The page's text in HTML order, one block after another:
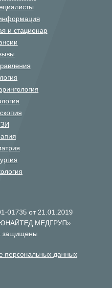
и стационар
01735 от 21.01.2019
МЕДГРУП»
защищены
персональных данных